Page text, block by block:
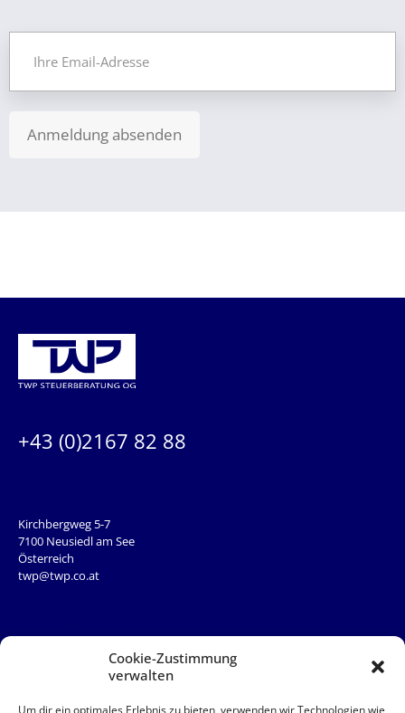
Cookie-Zustimmung
verwalten
Um dir ein optimales Erlebnis zu bieten, verwenden wir Technologien wie
Anmeldung absenden
+43 (0)2167 82 88
Kirchbergweg 5-7
7100 Neusiedl am See
Österreich
twp@twp.co.at
Kontakt